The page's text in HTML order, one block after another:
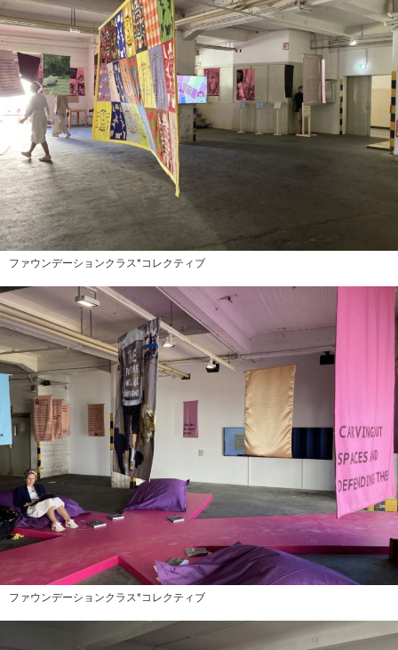
ファウンデーションクラス*コレクティブ
ファウンデーションクラス*コレクティブ